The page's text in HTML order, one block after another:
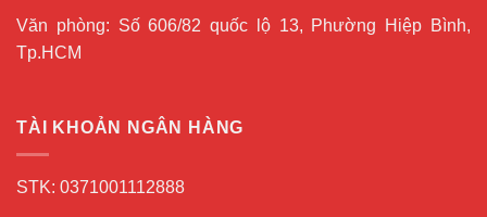
Văn phòng: Số 606/82 quốc lộ 13, Phường Hiệp Bình,
Tp.HCM
TÀI KHOẢN NGÂN HÀNG
STK: 0371001112888